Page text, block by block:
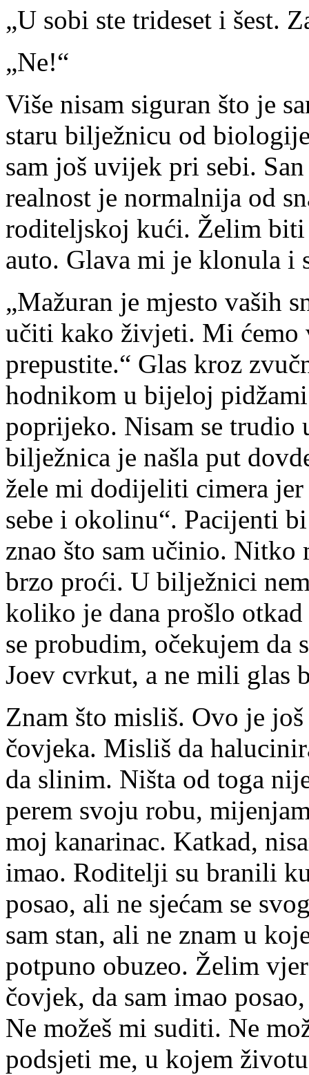
„U sobi ste trideset i šest.
„Ne!“
Više nisam siguran što je
staru bilježnicu od
sam još uvijek pri sebi.
realnost je normalnija od
roditeljskoj kući. Želim biti
auto. Glava mi je klonula i
„Mažuran je mjesto vaših
učiti kako živjeti. Mi ćemo
prepustite.“ Glas kroz
hodnikom u bijeloj
poprijeko. Nisam se trudio
bilježnica je našla put
žele mi dodijeliti cimera jer
sebe i okolinu“. Pacijenti
znao što sam učinio. Nitko
brzo proći. U bilježnici
koliko je dana prošlo
se probudim, očekujem da
Joev cvrkut, a ne mili glas
Znam što misliš. Ovo je
čovjeka. Misliš da
da slinim. Ništa od toga
perem svoju robu,
moj kanarinac. Katkad,
imao. Roditelji su branili
posao, ali ne sjećam se
sam stan, ali ne znam u
potpuno obuzeo. Želim
čovjek, da sam imao
Ne možeš mi suditi. Ne
podsjeti me, u kojem